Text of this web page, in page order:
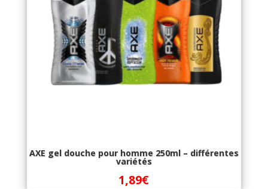
AXE gel douche pour homme 250ml – différentes
variétés
1,89€